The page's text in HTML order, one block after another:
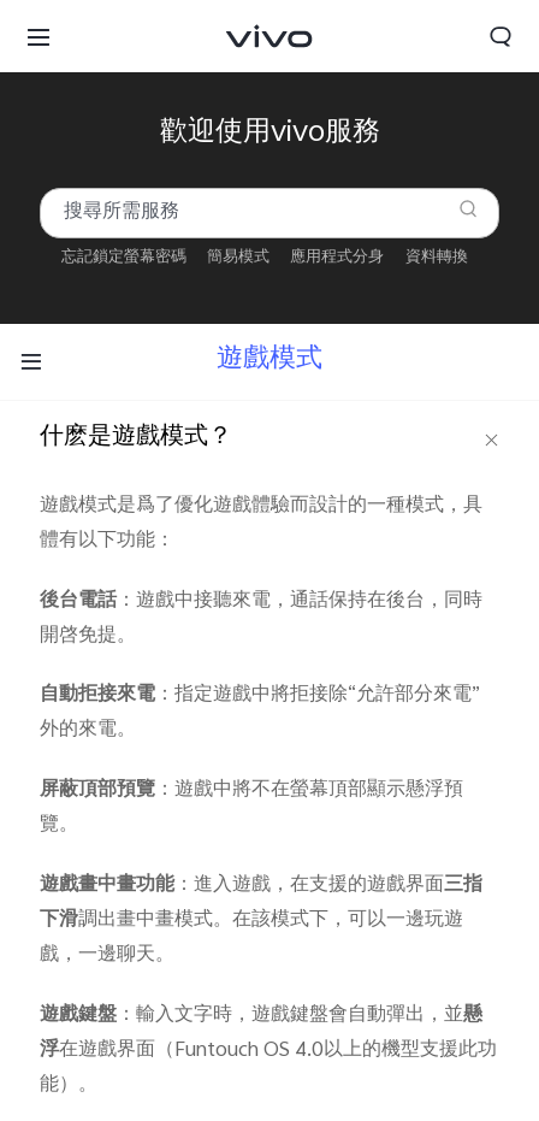
Select Location
歡迎使用vivo服務
忘記鎖定螢幕密碼 簡易模式 應用程式分身 資料轉換
遊戲模式
什麽是遊戲模式？
遊戲模式是爲了優化遊戲體驗而設計的一種模式，具
體有以下功能：
後台電話：遊戲中接聽來電，通話保持在後台，同時
開啓免提。
自動拒接來電 ：指定遊戲中將拒接除“允許部分來電”
外的來電。
屏蔽頂部預覽 ：遊戲中將不在螢幕頂部顯示懸浮預
覽。
遊戲畫中畫功能：進入遊戲，在支援的遊戲界面三指
下滑調出畫中畫模式。在該模式下，可以一邊玩遊
戲，一邊聊天。
遊戲鍵盤 ：輸入文字時，遊戲鍵盤會自動彈出，並懸
浮在遊戲界面（Funtouch OS 4.0以上的機型支援此功
能）。